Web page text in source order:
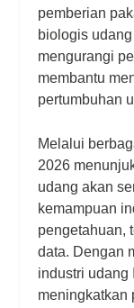
pemberian
biologis
mengurangi
membantu
pertumbuhan
Melalui
2026
udang akan
kemampuan
pengetahuan,
data. Dengan
industri udang
meningkatkan